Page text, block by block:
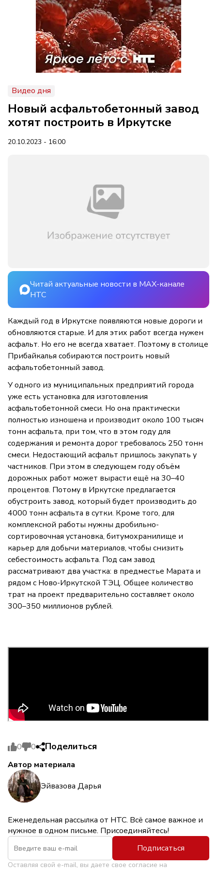
Видео дня
Новый асфальтобетонный завод
хотят построить в Иркутске
20.10.2023 - 16:00
Читай актуальные новости в MAX-канале
НТС
Каждый год в Иркутске появляются новые дороги и
обновляются старые. И для этих работ всегда нужен
асфальт. Но его не всегда хватает. Поэтому в столице
Прибайкалья собираются построить новый
асфальтобетонный завод.
У одного из муниципальных предприятий города
уже есть установка для изготовления
асфальтобетонной смеси. Но она практически
полностью изношена и производит около 100 тысяч
тонн асфальта, при том, что в этом году для
содержания и ремонта дорог требовалось 250 тонн
смеси. Недостающий асфальт пришлось закупать у
частников. При этом в следующем году объём
дорожных работ может вырасти ещё на 30–40
процентов. Потому в Иркутске предлагается
обустроить завод, который будет производить до
4000 тонн асфальта в сутки. Кроме того, для
комплексной работы нужны дробильно-
сортировочная установка, битумохранилище и
карьер для добычи материалов, чтобы снизить
себестоимость асфальта. Под сам завод
рассматривают два участка: в предместье Марата и
рядом с Ново-Иркутской ТЭЦ. Общее количество
трат на проект предварительно составляет около
300–350 миллионов рублей.
0 0 Поделиться
Автор материала
Эйвазова Дарья
Еженедельная рассылка от НТС. Всё самое важное и
нужное в одном письме. Присоединяйтесь!
Подписаться
Оставляя свой e-mail, вы даете свое согласие на